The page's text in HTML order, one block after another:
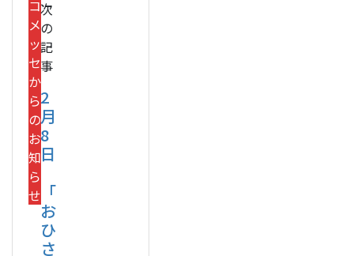
コ
メ
ッ
セ
か
ら
の
お
知
ら
せ
次
の
記
事
2
月
8
日
「
お
ひ
さ